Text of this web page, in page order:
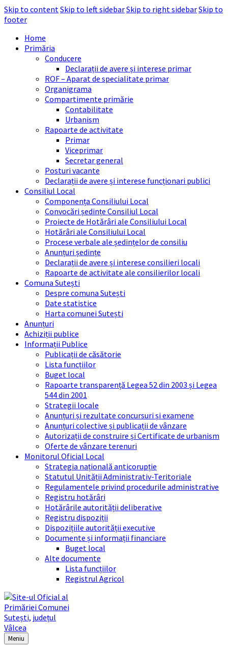
Skip to contentSkip to left sidebarSkip to right sidebarSkip to
footer
Home
Primăria
Conducere
Declarații de avere și interese primar
ROF – Aparat de specialitate primar
Organigrama
Compartimente primărie
Contabilitate
Urbanism
Rapoarte de activitate
Primar
Viceprimar
Secretar general
Posturi vacante
Declarații de avere și interese funcționari publici
Consiliul Local
Componența Consiliului Local
Convocări ședințe Consiliul Local
Proiecte de Hotărâri ale Consiliului Local
Hotărâri ale Consiliului Local
Procese verbale ale ședințelor de consiliu
Anunțuri ședințe
Declarații de avere și interese consilieri locali
Rapoarte de activitate ale consilierilor locali
Comuna Sutești
Despre comuna Sutești
Date statistice
Harta comunei Sutești
Anunțuri
Achiziții publice
Informații Publice
Publicații de căsătorie
Lista funcțiilor
Buget local
Rapoarte transparență Legea 52 din 2003 și Legea
544 din 2001
Strategii locale
Anunțuri și rezultate concursuri și examene
Anunțuri colective și publicații de vânzare
Autorizații de construire și Certificate de urbanism
Oferte de vânzare terenuri
Monitorul Oficial Local
Strategia națională anticorupție
Statutul Unității Administrativ-Teritoriale
Regulamentele privind procedurile administrative
Registru hotărâri
Hotărârile autorității deliberative
Registru dispoziții
Dispozițiile autorității executive
Documente și informații financiare
Buget local
Alte documente
Lista funcțiilor
Registrul Agricol
Meniu